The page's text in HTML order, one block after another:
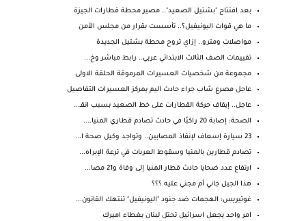
بعد افتتاح "بشتيل الصعيد".. مصير محطة قطارات الجيزة
ما هي قوات اليونيفيل؟.. تأسست بقرار من مجلس الأمن
مواصلات ومترو.. إزاي تروح محطة بشتيل الجديدة
تقييمات الصف الثالث الابتدائي عربي.. رابط مباشر وخ...
مجموعة من شخصيات العسيرات المرموقة الحلقة الاولى
عاجل مصرع شاب جراء حادث اليم بمركز العسيرات التفاصيل
عاجل.. إيقاف حركة القطارات على خط الصعيد بسبب انقـ...
الصحة: إصابة 20 راكبًا في حادث تصادم قطاري المنيا....
23 سيارة إسعاف لإنقاذ المصابين.. وتواجد وكيل صحة ا...
تصادم قطارين بالمنيا وسقوط العربات في ترعة الإبراه...
ارتفاع عدد ضحايا حادث قطار المنيا إلى وفاة و21 مصا...
هذا الجيل جاني أم مجني عليه ؟؟؟
غوتيريس: الهجمات ضد جنود "اليونيفيل" تنتهك القانون...
امر واحد يجعل اسرائيل تحتل لبنان بغطاء اميرك